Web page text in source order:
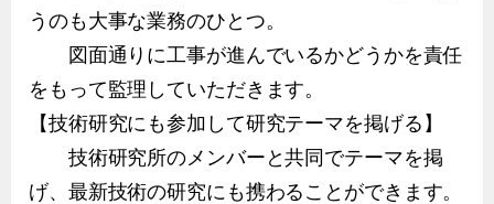
うのも大事な業務のひとつ。
図面通りに工事が進んでいるかどうかを責任
をもって監理していただきます。
【技術研究にも参加して研究テーマを掲げる】
技術研究所のメンバーと共同でテーマを掲
げ、最新技術の研究にも携わることができます。